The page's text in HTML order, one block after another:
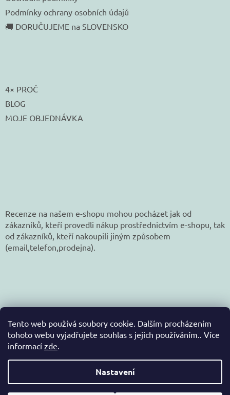
Tento web používá soubory cookie. Dalším procházením
tohoto webu vyjadřujete souhlas s jejich používáním.. Více
informací zde.
Nastavení
Podmínky ochrany osobních údajů
🚚 DORUČUJEME na SLOVENSKO
4× PROČ
BLOG
MOJE OBJEDNÁVKA
Recenze na našem e-shopu mohou pocházet jak od
zákazníků, kteří provedli nákup prostřednictvím e-shopu, tak
od zákazníků, kteří nakoupili jiným způsobem
(email,telefon,prodejna).
Vytvořil Shoptet
Copyright 2026 . Všechna práva